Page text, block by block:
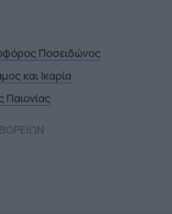
Ποσειδώνος
και Ικαρία
Παιονίας